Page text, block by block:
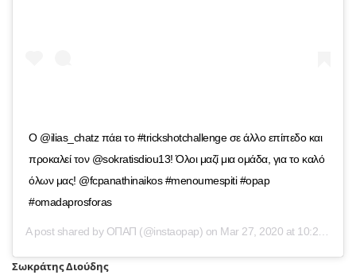
Ο @ilias_chatz πάει το #trickshotchallenge σε άλλο επίπεδο και
προκαλεί τον @sokratisdiou13! Όλοι μαζί μια ομάδα, για το καλό
όλων μας! @fcpanathinaikos #menoumespiti #opap
#omadaprosforas
A post shared by ΟΠΑΠ (@instaopap) on Mar 27, 2020 at 10:25am PDT
Σωκράτης Διούδης